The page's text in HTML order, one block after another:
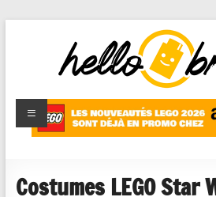
HelloBricks
Blog LEGO,
nouveaut�s
reviews
Costumes LEGO Star